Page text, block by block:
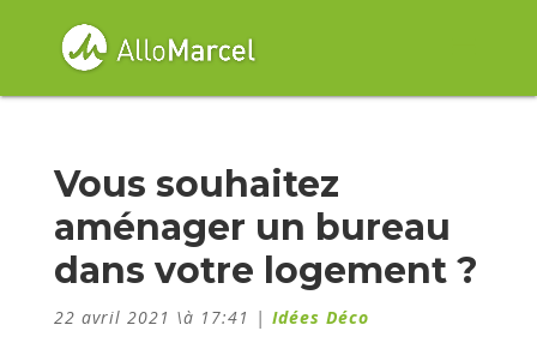
Vous souhaitez
aménager un bureau
dans votre logement ?
22 avril 2021 \à 17:41 | Idées Déco